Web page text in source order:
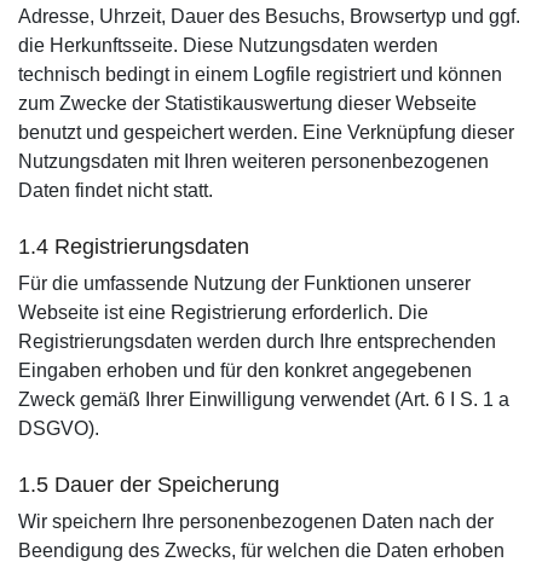
Adresse, Uhrzeit, Dauer des Besuchs, Browsertyp und ggf.
die Herkunftsseite. Diese Nutzungsdaten werden
technisch bedingt in einem Logfile registriert und können
zum Zwecke der Statistikauswertung dieser Webseite
benutzt und gespeichert werden. Eine Verknüpfung dieser
Nutzungsdaten mit Ihren weiteren personenbezogenen
Daten findet nicht statt.
1.4 Registrierungsdaten
Für die umfassende Nutzung der Funktionen unserer
Webseite ist eine Registrierung erforderlich. Die
Registrierungsdaten werden durch Ihre entsprechenden
Eingaben erhoben und für den konkret angegebenen
Zweck gemäß Ihrer Einwilligung verwendet (Art. 6 I S. 1 a
DSGVO).
1.5 Dauer der Speicherung
Wir speichern Ihre personenbezogenen Daten nach der
Beendigung des Zwecks, für welchen die Daten erhoben